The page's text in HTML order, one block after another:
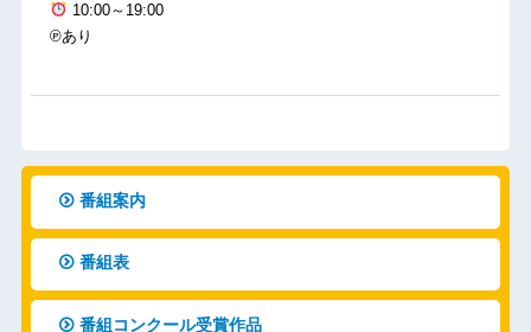
10:00～19:00
℗あり
番組案内
番組表
番組コンクール受賞作品